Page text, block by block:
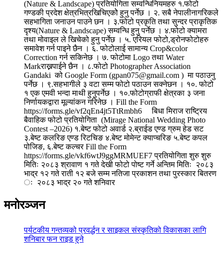
(Nature & Landscape) प्रतियोगिता सम्वन्धिनियमहरु १.फोटो
गण्डकी प्रदेश क्षेत्रभित्रखिचिएकोे हुनु पर्नेछ । २. सबै नेपालीनागरिकले
सहभागिता जनाउन पाउने छन । ३.फोटो प्रकृति तथा सुन्दर प्राकृतिक
दृश्य(Nature & Landscape) सम्वन्धि हुनु पर्नेछ । ४.फोटो क्यामरा
तथा मोवाइल ले खिचेको हुनु पर्नेछ । ५. एरियल फोटो,ड्रोनफोटोहरु
समावेश गर्न पाइने छैन । ६. फोटोलाई सामान्य Crop&color
Correction गर्न सकिनेछ । ७. फोटोमा Logo तथा Water
Markराख्नपाईने छैन । ८.फोटो Photographer Association
Gandaki को Google Form (gpan075@gmail.com ) मा पठाउनु
पर्नेछ । ९.सहभागीले ३ वटा सम्म फोटो पठाउन सक्नेछन । १०. फोटो
१ एक एमवी भन्दा माथी हुनुपर्नेछ । १०.फोटोग्राफी क्षेत्रका ३ जना
निर्णायकद्वारा मूल्यांकन गरिनेछ । Fill the Form
https://forms.gle/vf2qEn4jt5TtRmbh6 बिधा मिराज राष्ट्रिय
बैवाहिक फोटो प्रतियोगिता (Mirage National Wedding Photo
Contest –2026) १.बेष्ट फोटो अवार्ड २.ब्राईड एण्ड ग्रुम हेड सट
३.बेष्ट कलरिङ एण्ड रिटचिङ ४.बेष्ट मोमेन्ट क्याप्चरिङ ५.बेष्ट कपल
पोजिङ, ६.बेष्ट कल्चर Fill the Form
https://forms.gle/vkf6wtJ9ggMRMUEF7 प्रतियोगिता शुरु शुरु
मितिः २०८३ श्रावाण १ गते देखी फोटो पोष्ट गर्ने अन्तिम मितिः २०८३
भाद्र १२ गते राती १२ बजे सम्म नतिजा प्रकाशन तथा पुरस्कार बितरण
ः २०८३ भाद्र २० गते शनिवार
मनोरञ्जन
पर्यटकीय गन्तव्यको प्रवर्द्धन र साइकल संस्कृतिको विकासका लागि
शनिबार फन राइड हुने